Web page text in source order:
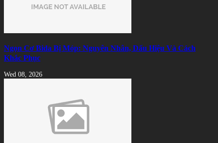
Ngọn Cơ Bida Bị Móp: Nguyên Nhân, Dấu Hiệu Và Cách
Khắc Phục
Wed 08, 2026